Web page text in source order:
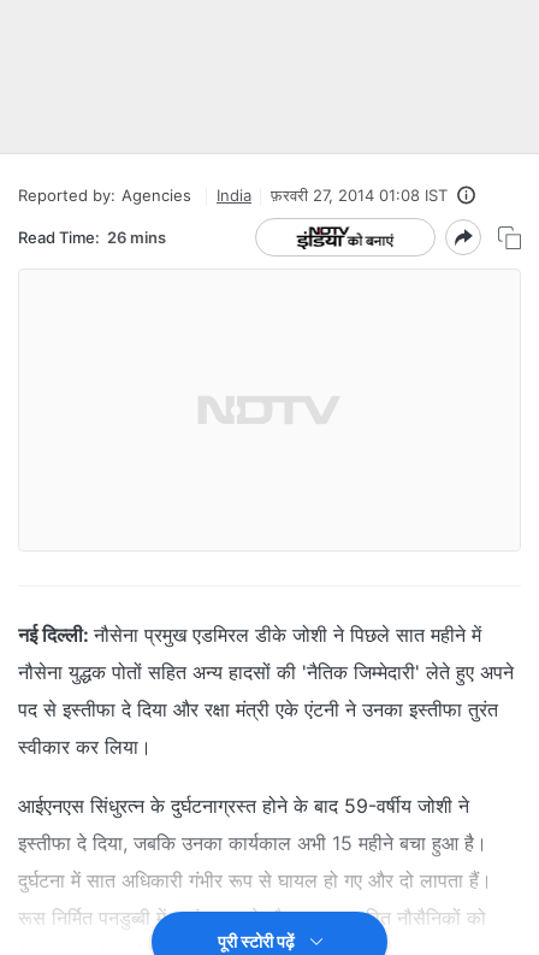
Reported by: Agencies India फ़रवरी 27, 2014 01:08 IST
Read Time: 26 mins
नई दिल्ली: नौसेना प्रमुख एडमिरल डीके जोशी ने पिछले सात महीने में
नौसेना युद्धक पोतों सहित अन्य हादसों की 'नैतिक जिम्मेदारी' लेते हुए अपने
पद से इस्तीफा दे दिया और रक्षा मंत्री एके एंटनी ने उनका इस्तीफा तुरंत
स्वीकार कर लिया।
आईएनएस सिंधुरत्न के दुर्घटनाग्रस्त होने के बाद 59-वर्षीय जोशी ने
इस्तीफा दे दिया, जबकि उनका कार्यकाल अभी 15 महीने बचा हुआ है।
दुर्घटना में सात अधिकारी गंभीर रूप से घायल हो गए और दो लापता हैं।
रूस निर्मित पनडुब्बी में धुआं भर जाने और सात प्रभावित नौसैनिकों को
पूरी स्टोरी पढ़ें